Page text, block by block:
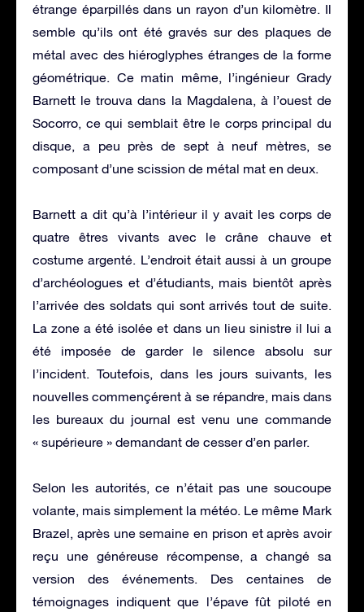
étrange éparpillés dans un rayon d’un kilomètre. Il
semble qu’ils ont été gravés sur des plaques de
métal avec des hiéroglyphes étranges de la forme
géométrique. Ce matin même, l’ingénieur Grady
Barnett le trouva dans la Magdalena, à l’ouest de
Socorro, ce qui semblait être le corps principal du
disque, a peu près de sept à neuf mètres, se
composant d’une scission de métal mat en deux.
Barnett a dit qu’à l’intérieur il y avait les corps de
quatre êtres vivants avec le crâne chauve et
costume argenté. L’endroit était aussi à un groupe
d’archéologues et d’étudiants, mais bientôt après
l’arrivée des soldats qui sont arrivés tout de suite.
La zone a été isolée et dans un lieu sinistre il lui a
été imposée de garder le silence absolu sur
l’incident. Toutefois, dans les jours suivants, les
nouvelles commençérent à se répandre, mais dans
les bureaux du journal est venu une commande
« supérieure » demandant de cesser d’en parler.
Selon les autorités, ce n’était pas une soucoupe
volante, mais simplement la météo. Le même Mark
Brazel, après une semaine en prison et après avoir
reçu une généreuse récompense, a changé sa
version des événements. Des centaines de
témoignages indiquent que l’épave fût piloté en